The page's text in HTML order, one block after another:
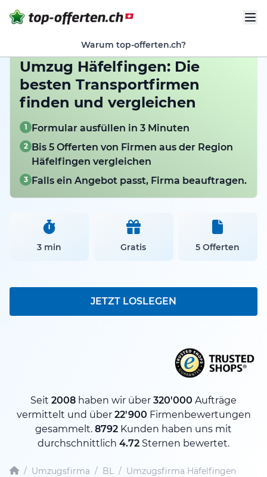
Warum top-offerten.ch?
Umzug Häfelfingen: Die
besten Transportfirmen
finden und vergleichen
1 Formular ausfüllen in 3 Minuten
2 Bis 5 Offerten von Firmen aus der Region
Häfelfingen vergleichen
3 Falls ein Angebot passt, Firma beauftragen.
3 min Gratis 5 Offerten
JETZT LOSLEGEN
Seit 2008 haben wir über 320'000 Aufträge
vermittelt und über 22'900 Firmenbewertungen
gesammelt. 8792 Kunden haben uns mit
durchschnittlich 4.72 Sternen bewertet.
/ Umzugsfirma / BL / Umzugsfirma Häfelfingen